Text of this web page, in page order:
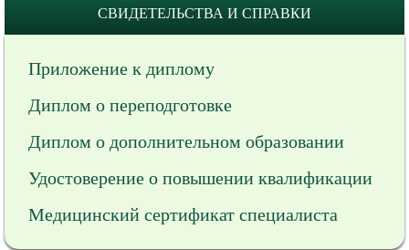
СВИДЕТЕЛЬСТВА И СПРАВКИ
Приложение к диплому
Диплом о переподготовке
Диплом о дополнительном образовании
Удостоверение о повышении квалификации
Медицинский сертификат специалиста